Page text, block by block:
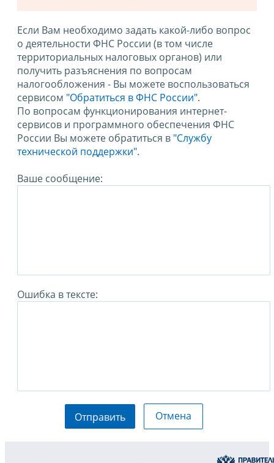
Если Вам необходимо задать какой-либо вопрос
о деятельности ФНС России (в том числе
территориальных налоговых органов) или
получить разъяснения по вопросам
налогообложения - Вы можете воспользоваться
сервисом "Обратиться в ФНС России".
По вопросам функционирования интернет-
сервисов и программного обеспечения ФНС
России Вы можете обратиться в "Службу
технической поддержки".
Ваше сообщение:
Ошибка в тексте:
Отправить Отмена